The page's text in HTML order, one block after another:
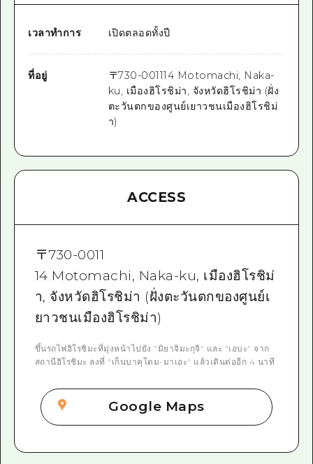
เวลาทำการ เปิดตลอดทั้งปี
ที่อยู่ 〒730-001114 Motomachi, Naka-
ku, เมืองฮิโรชิม่า, จังหวัดฮิโรชิม่า (ฝั่ง
ตะวันตกของศูนย์เยาวชนเมืองฮิโรชิม่
า)
ACCESS
〒730-0011
14 Motomachi, Naka-ku, เมืองฮิโรชิม่
า, จังหวัดฮิโรชิม่า (ฝั่งตะวันตกของศูนย์เ
ยาวชนเมืองฮิโรชิม่า)
ขึ้นรถไฟฮิโรชิมะที่มุ่งหน้าไปยัง "มิยาจิมะกุจิ" และ "เอบะ" จาก
สถานีฮิโรชิมะ ลงที่ "เก็นบาคุโดม-มาเอะ" แล้วเดินต่ออีก 4 นาที
Google Maps